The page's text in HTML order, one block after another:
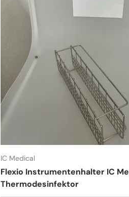
IC Medical
Flexio Instrumentenhalter IC
Thermodesinfektor